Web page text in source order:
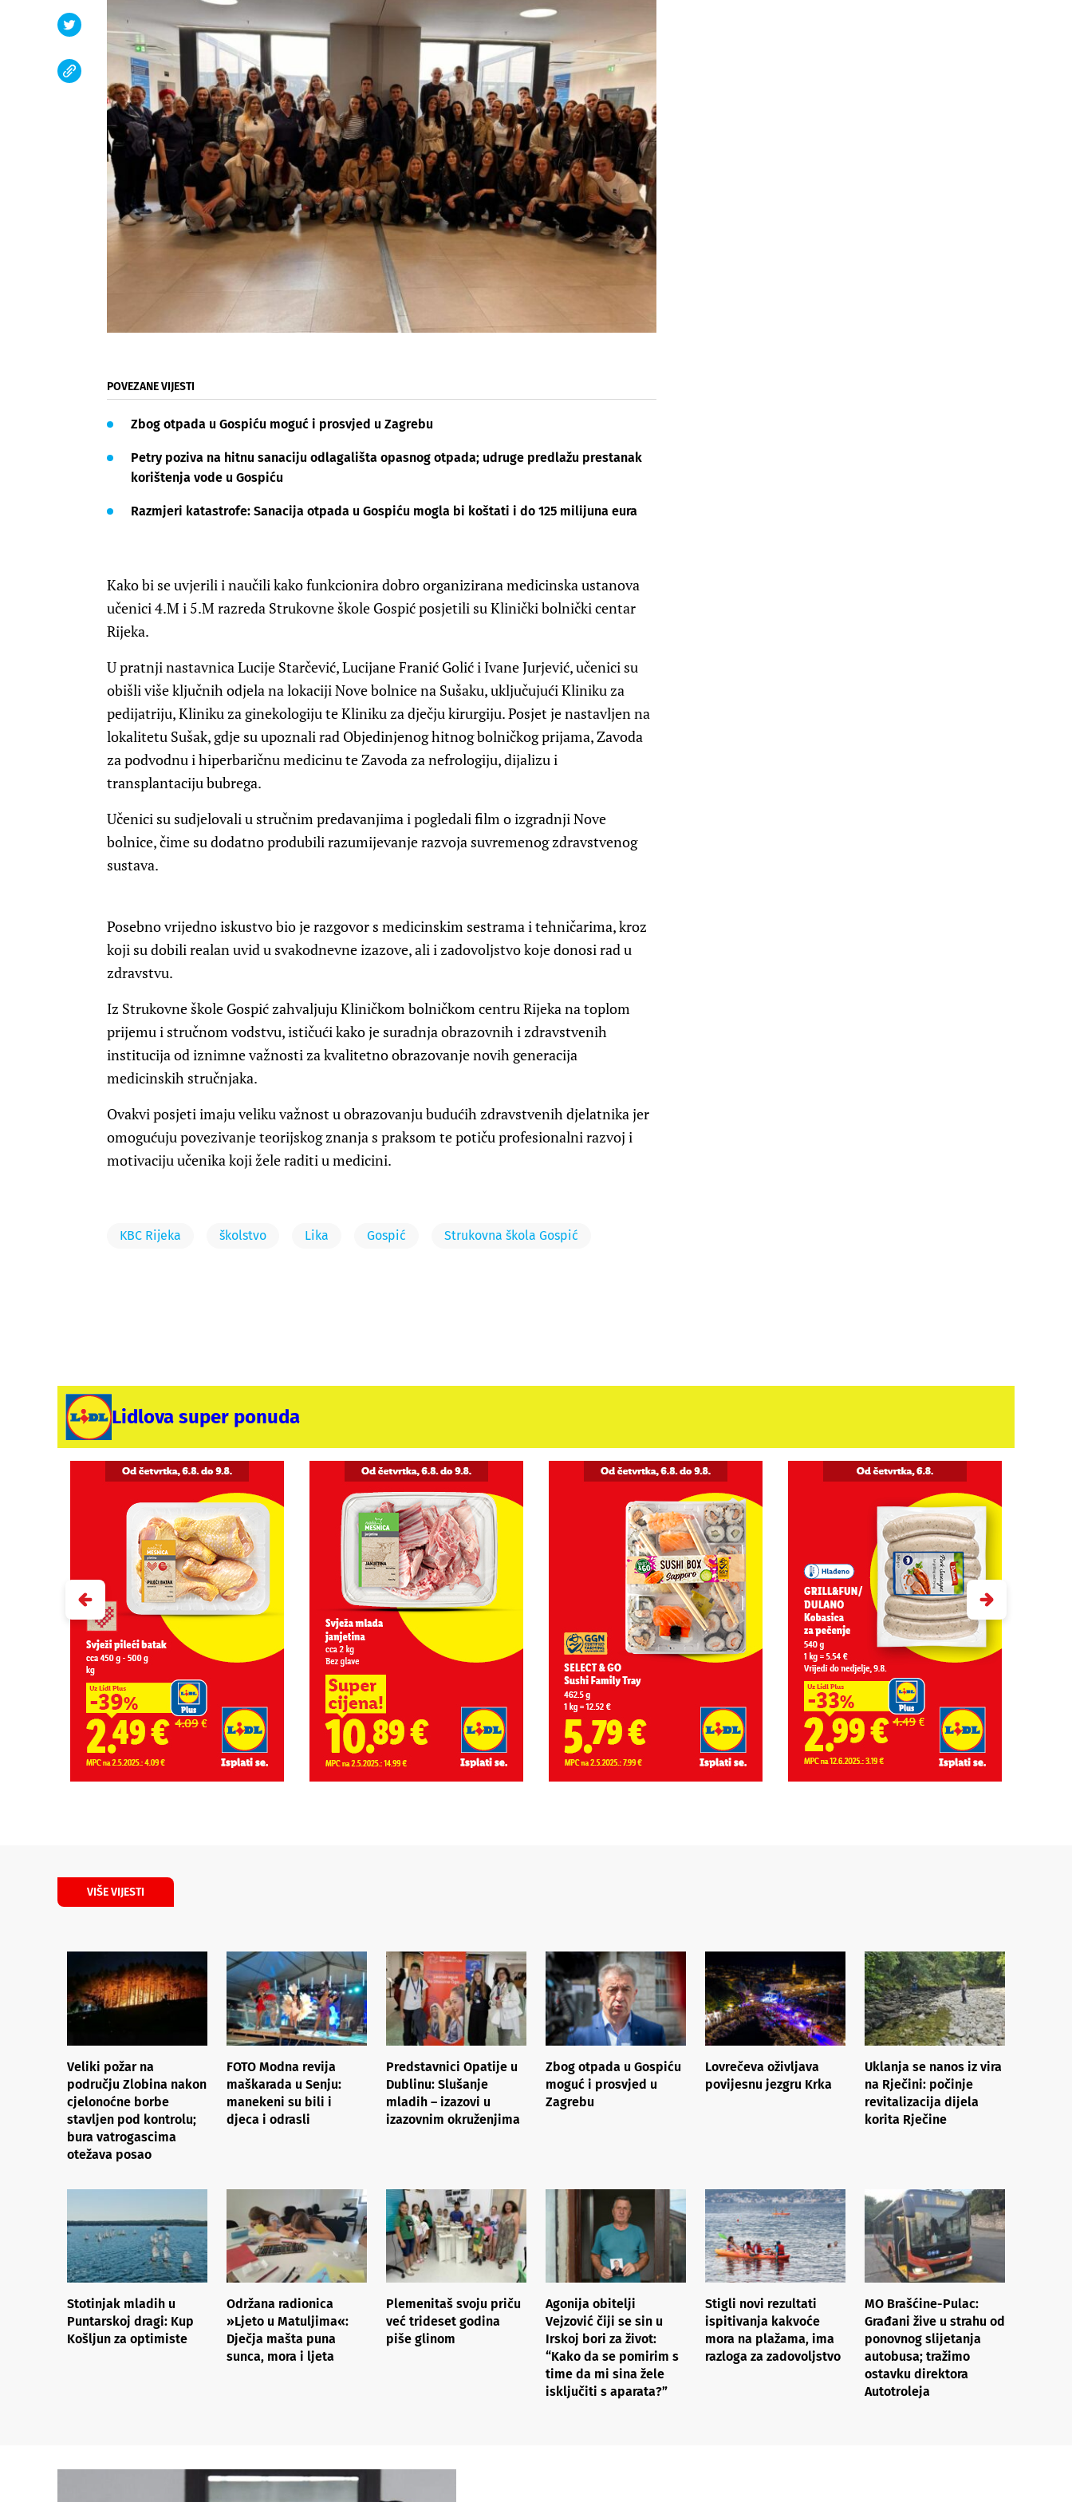
POVEZANE VIJESTI
Zbog otpada u Gospiću moguć i prosvjed u Zagrebu
Petry poziva na hitnu sanaciju odlagališta opasnog otpada; udruge predlažu prestanak
korištenja vode u Gospiću
Razmjeri katastrofe: Sanacija otpada u Gospiću mogla bi koštati i do 125 milijuna eura
Kako bi se uvjerili i naučili kako funkcionira dobro organizirana medicinska ustanova
učenici 4.M i 5.M razreda Strukovne škole Gospić posjetili su Klinički bolnički centar
Rijeka.
U pratnji nastavnica Lucije Starčević, Lucijane Franić Golić i Ivane Jurjević, učenici su
obišli više ključnih odjela na lokaciji Nove bolnice na Sušaku, uključujući Kliniku za
pedijatriju, Kliniku za ginekologiju te Kliniku za dječju kirurgiju. Posjet je nastavljen na
lokalitetu Sušak, gdje su upoznali rad Objedinjenog hitnog bolničkog prijama, Zavoda
za podvodnu i hiperbaričnu medicinu te Zavoda za nefrologiju, dijalizu i
transplantaciju bubrega.
Učenici su sudjelovali u stručnim predavanjima i pogledali film o izgradnji Nove
bolnice, čime su dodatno produbili razumijevanje razvoja suvremenog zdravstvenog
sustava.
Posebno vrijedno iskustvo bio je razgovor s medicinskim sestrama i tehničarima, kroz
koji su dobili realan uvid u svakodnevne izazove, ali i zadovoljstvo koje donosi rad u
zdravstvu.
Iz Strukovne škole Gospić zahvaljuju Kliničkom bolničkom centru Rijeka na toplom
prijemu i stručnom vodstvu, ističući kako je suradnja obrazovnih i zdravstvenih
institucija od iznimne važnosti za kvalitetno obrazovanje novih generacija
medicinskih stručnjaka.
Ovakvi posjeti imaju veliku važnost u obrazovanju budućih zdravstvenih djelatnika jer
omogućuju povezivanje teorijskog znanja s praksom te potiču profesionalni razvoj i
motivaciju učenika koji žele raditi u medicini.
KBC Rijeka školstvo Lika Gospić Strukovna škola Gospić
Lidlova super ponuda
VIŠE VIJESTI
Veliki požar na
području Zlobina nakon
cjelonoćne borbe
stavljen pod kontrolu;
bura vatrogascima
otežava posao
FOTO Modna revija
maškarada u Senju:
manekeni su bili i
djeca i odrasli
Predstavnici Opatije u
Dublinu: Slušanje
mladih – izazovi u
izazovnim okruženjima
Zbog otpada u Gospiću
moguć i prosvjed u
Zagrebu
Lovrečeva oživljava
povijesnu jezgru Krka
Uklanja se nanos iz vira
na Rječini: počinje
revitalizacija dijela
korita Rječine
Stotinjak mladih u
Puntarskoj dragi: Kup
Košljun za optimiste
Održana radionica
»Ljeto u Matuljima«:
Dječja mašta puna
sunca, mora i ljeta
Plemenitaš svoju priču
već trideset godina
piše glinom
Agonija obitelji
Vejzović čiji se sin u
Irskoj bori za život:
“Kako da se pomirim s
time da mi sina žele
isključiti s aparata?”
Stigli novi rezultati
ispitivanja kakvoće
mora na plažama, ima
razloga za zadovoljstvo
MO Brašćine-Pulac:
Građani žive u strahu od
ponovnog slijetanja
autobusa; tražimo
ostavku direktora
Autotroleja